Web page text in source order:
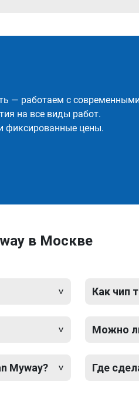
— работаем с
на все виды работ.
фиксированные цены.
в Москве
Myway?
Как чип
Можно
Где